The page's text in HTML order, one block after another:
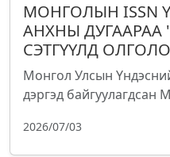
МОНГОЛЫН ISSN
АНХНЫ
СЭТГҮҮЛД
Монгол Улсын
дэргэд байгуулагдсан
2026/07/03